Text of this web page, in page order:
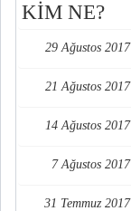
KİM NE?
29 Ağustos 2017
21 Ağustos 2017
14 Ağustos 2017
7 Ağustos 2017
31 Temmuz 2017